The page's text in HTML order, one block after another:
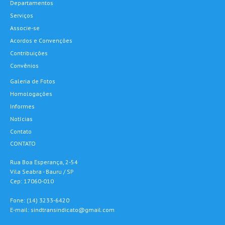
Departamentos
Serviços
Associe-se
Acordos e Convenções
Contribuições
Convênios
Galeria de Fotos
Homologações
Informes
Notícias
Contato
CONTATO
Rua Boa Esperança, 2-54
Vila Seabra - Bauru / SP
Cep: 17060-010
Fone: (14) 3233-6420
E-mail: sindtransindicato@gmail.com